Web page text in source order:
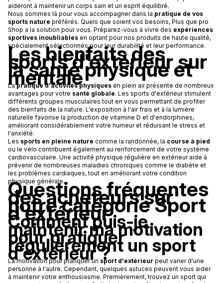
aideront à maintenir un corps sain et un esprit équilibré.
Nous sommes là pour vous accompagner dans la pratique de vos
sports nature préférés. Quels que soient vos besoins, Plus que pro
Shop a la solution pour vous. Préparez-vous à vivre des expériences
sportives inoubliables en optant pour nos produits de haute qualité,
spécialement sélectionnés pour leur durabilité et leur performance.
Les bienfaits des
sports d'extérieur sur
la santé physique et
mentale
Lapratique d'activités physiques en plein air présente de nombreux
avantages pour votre santé globale. Les sports d'extérieur stimulent
différents groupes musculaires tout en vous permettant de profiter
des bienfaits de la nature. L'exposition à l'air frais et à la lumière
naturelle favorise la production de vitamine D et d'endorphines,
améliorant considérablement votre humeur et réduisant le stress et
l'anxiété.
Les sports en pleine nature comme la randonnée, la course à pied
ou le vélo contribuent également au renforcement de votre système
cardiovasculaire. Une activité physique régulière en extérieur aide à
prévenir de nombreuses maladies chroniques comme le diabète et
les problèmes cardiaques, tout en améliorant votre condition
physique générale.
Questions fréquentes
des acheteurs sur
notre catégorie Sport
d'extérieur
Comment puis-je
maintenir ma motivation
pour pratiquer
régulièrement un sport
d'extérieur ?
La motivation pour pratiquer un sport d'extérieur peut varier d'une
personne à l'autre. Cependant, quelques astuces peuvent vous aider
à maintenir votre enthousiasme. Premièrement, trouvez un sport qui